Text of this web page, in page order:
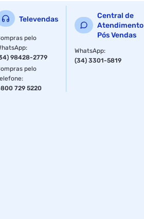
Televendas
pelo
:
98428-2779
pelo
:
729 5220
Central de
Atendimento
Pós Vendas
WhatsApp:
(34) 3301-5819